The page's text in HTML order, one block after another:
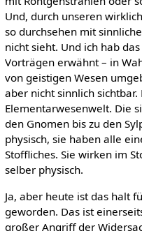
Und, durch unseren
so durchsehen mit
nicht sieht. Und ich hab
Vorträgen erwähnt – in
von geistigen Wesen
aber nicht sinnlich
Elementarwesenwelt. Die
den Gnomen bis zu den
physisch, sie haben alle
Stoffliches. Sie wirken im
selber physisch.
Ja, aber heute ist das halt
geworden. Das ist
großer Angriff der